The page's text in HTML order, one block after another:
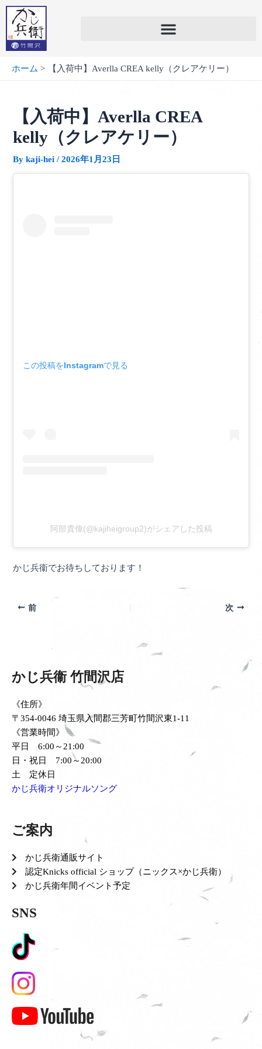
内
を
ホーム 【入荷中】Averlla CREA kelly（クレアケリー）
【入荷中】Averlla CREA
kelly（クレアケリー）
Bykaji-hei/2026年1月23日
この投稿をInstagramで見る
阿部貴偉(@kajiheigroup2)がシェアした投稿
かじ兵衞でお待ちしております！
前 次
かじ兵衞 竹間沢店
《住所》
〒354-0046 埼玉県入間郡三芳町竹間沢東1-11
《営業時間》
平日 6:00～21:00
日・祝日 7:00～20:00
土 定休日
かじ兵衛オリジナルソング
ご案内
かじ兵衛通販サイト
認定Knicks official ショップ（ニックス×かじ兵衛）
かじ兵衛年間イベント予定
SNS